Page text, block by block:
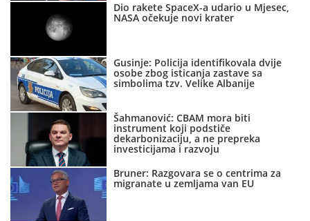
Dio rakete SpaceX-a udario u Mjesec,
NASA očekuje novi krater
Gusinje: Policija identifikovala dvije
osobe zbog isticanja zastave sa
simbolima tzv. Velike Albanije
Šahmanović: CBAM mora biti
instrument koji podstiče
dekarbonizaciju, a ne prepreka
investicijama i razvoju
Bruner: Razgovara se o centrima za
migranate u zemljama van EU